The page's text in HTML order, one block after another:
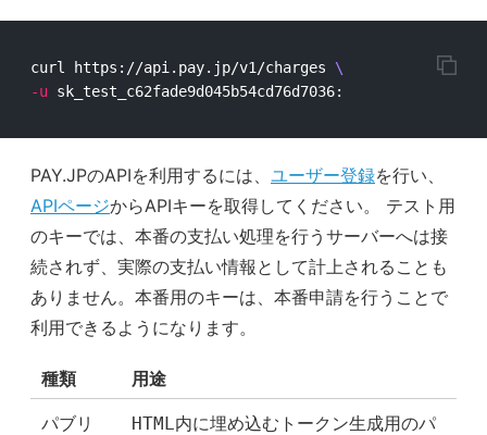
curl https://api.pay.jp/v1/charges \
-u
PAY.JPのAPIを利用するには、 ユーザー登録を行い、
APIページからAPIキーを取得してください。 テスト用
のキーでは、本番の支払い処理を行うサーバーへは接
続されず、実際の支払い情報として計上されることも
ありません。本番用のキーは、本番申請を行うことで
利用できるようになります。
種類 用途
パブリ
HTML内に埋め込むトークン生成用のパ